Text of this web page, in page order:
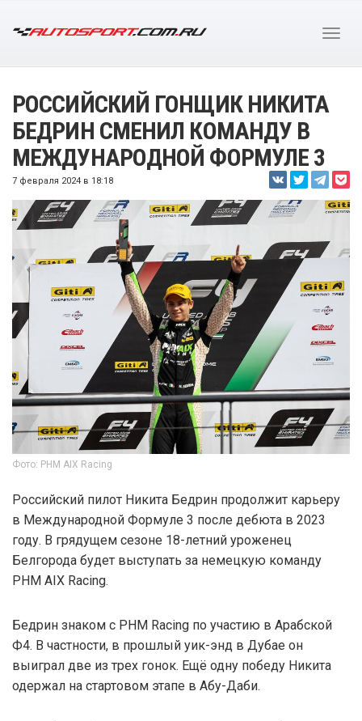
РОССИЙСКИЙ ГОНЩИК НИКИТА
БЕДРИН СМЕНИЛ КОМАНДУ В
МЕЖДУНАРОДНОЙ ФОРМУЛЕ 3
7 февраля 2024 в 18:18
Фото: PHM AIX Racing
Российский пилот Никита Бедрин продолжит карьеру
в Международной Формуле 3 после дебюта в 2023
году. В грядущем сезоне 18-летний уроженец
Белгорода будет выступать за немецкую команду
PHM AIX Racing.
Бедрин знаком с PHM Racing по участию в Арабской
Ф4. В частности, в прошлый уик-энд в Дубае он
выиграл две из трех гонок. Ещё одну победу Никита
одержал на стартовом этапе в Абу-Даби.